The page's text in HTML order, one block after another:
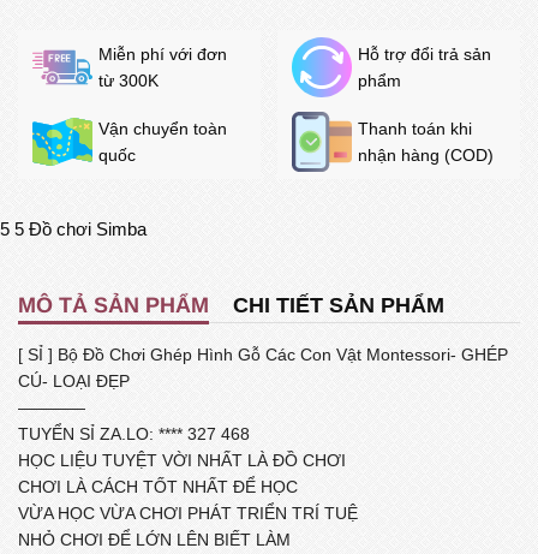
Miễn phí với đơn
từ 300K
Hỗ trợ đổi trả sản
phẩm
Vận chuyển toàn
quốc
Thanh toán khi
nhận hàng (COD)
5 5 Đồ chơi Simba
MÔ TẢ SẢN PHẨM CHI TIẾT SẢN PHẨM
[ SỈ ] Bộ Đồ Chơi Ghép Hình Gỗ Các Con Vật Montessori- GHÉP
CÚ- LOẠI ĐẸP
————
TUYỂN SỈ ZA.LO: **** 327 468
HỌC LIỆU TUYỆT VỜI NHẤT LÀ ĐỒ CHƠI
CHƠI LÀ CÁCH TỐT NHẤT ĐỂ HỌC
VỪA HỌC VỪA CHƠI PHÁT TRIỂN TRÍ TUỆ
NHỎ CHƠI ĐỂ LỚN LÊN BIẾT LÀM